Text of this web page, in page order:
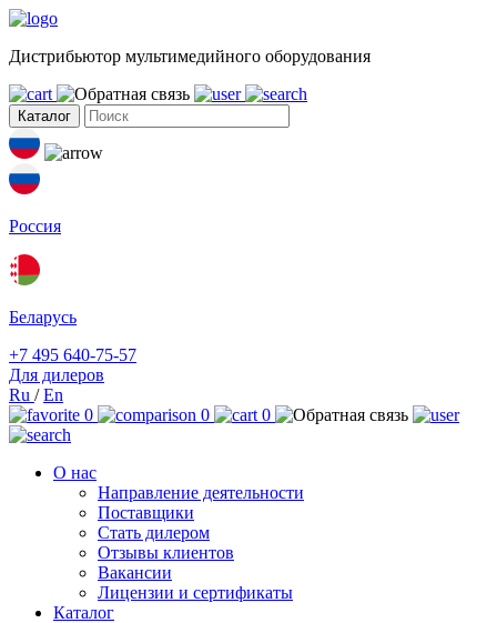
Дистрибьютор мультимедийного оборудования
Каталог
Россия
Беларусь
+7 495 640-75-57
Для дилеров
Ru /En
0
0 0
О нас
Направление деятельности
Поставщики
Стать дилером
Отзывы клиентов
Вакансии
Лицензии и сертификаты
Каталог